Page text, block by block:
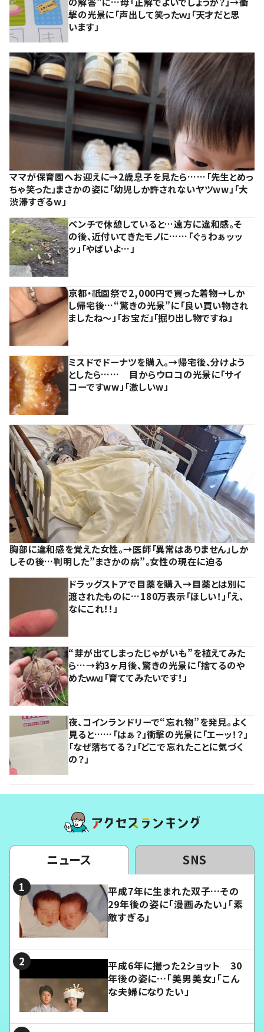
撃の光景に「声出して笑ったｗ」「天才だと思
います」
ママが保育園へお迎えに→2歳息子を見たら……「先生とめっ
ちゃ笑った」まさかの姿に「幼児しか許されないヤツww」「大
渋滞すぎるw」
ベンチで休憩していると…遠方に違和感。そ
の後、近付いてきたモノに……「ぐぅわぁッッ
ッ」「やばいよ…」
京都・祇園祭で2,000円で買った着物→しか
し帰宅後…“驚きの光景”に「良い買い物され
ましたね～」「お宝だ」「掘り出し物ですね」
ミスドでドーナツを購入。→帰宅後、分けよう
としたら…… 目からウロコの光景に「サイ
コーですww」「激しいw」
胸部に違和感を覚えた女性。→医師「異常はありません」しか
しその後…判明した”まさかの病”。女性の現在に迫る
ドラッグストアで目薬を購入→目薬とは別に
渡されたものに…180万表示「ほしい！」「え、
なにこれ！！」
“芽が出てしまったじゃがいも”を植えてみた
ら…→約3ヶ月後、驚きの光景に「捨てるのや
めたｗｗ」「育ててみたいです！」
夜、コインランドリーで“忘れ物”を発見。よく
見ると……「はぁ？」衝撃の光景に「エーッ！？」
「なぜ落ちてる？」「どこで忘れたことに気づく
の？」
ニュース SNS
平成7年に生まれた双子…その
29年後の姿に「漫画みたい」「素
敵すぎる」
平成6年に撮った2ショット 30
年後の姿に…「美男美女」「こん
な夫婦になりたい」